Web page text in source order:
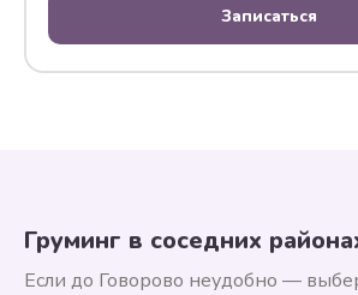
Записаться
Груминг в соседних
Если до Говорово неудобно —